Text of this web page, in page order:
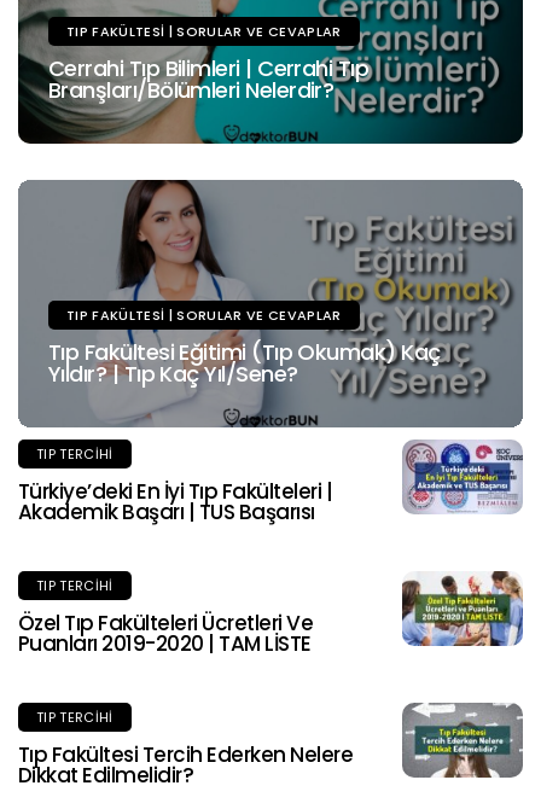
TIP FAKÜLTESI | SORULAR VE CEVAPLAR
Cerrahi Tıp Bilimleri | Cerrahi Tıp
Branşları/Bölümleri Nelerdir?
TIP FAKÜLTESI | SORULAR VE CEVAPLAR
Tıp Fakültesi Eğitimi (Tıp Okumak) Kaç
Yıldır? | Tıp Kaç Yıl/Sene?
TIP TERCIHI
Türkiye’deki En İyi Tıp Fakülteleri |
Akademik Başarı | TUS Başarısı
TIP TERCIHI
Özel Tıp Fakülteleri Ücretleri Ve
Puanları 2019-2020 | TAM LİSTE
TIP TERCIHI
Tıp Fakültesi Tercih Ederken Nelere
Dikkat Edilmelidir?